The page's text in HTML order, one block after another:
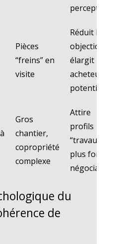
perception
Pièces
“freins” en
visite
Réduit les
objections,
élargit les
acheteurs
potentiels
Gros
chantier,
copropriété
complexe
Attire
profils
“travaux”,
plus forte
négociation
du
de